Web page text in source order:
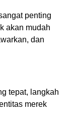
penting
akan mudah
dan
tepat, langkah
merek